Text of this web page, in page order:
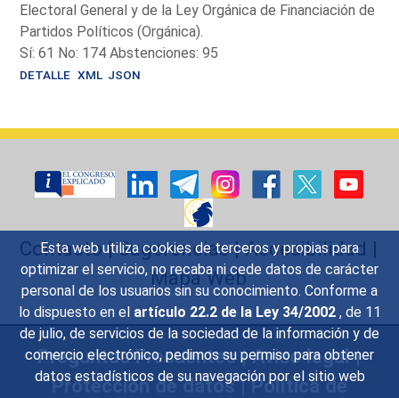
Esta web utiliza cookies de terceros y propias para
optimizar el servicio, no recaba ni cede datos de carácter
personal de los usuarios sin su conocimiento. Conforme a
lo dispuesto en el artículo 22.2 de la Ley 34/2002 , de 11
de julio, de servicios de la sociedad de la información y de
comercio electrónico, pedimos su permiso para obtener
datos estadísticos de su navegación por el sitio web
Electoral General y de la Ley Orgánica de Financiación de
Partidos Políticos (Orgánica).
Sí: 61 No: 174 Abstenciones: 95
DETALLE XML JSON
Contacto|Sugerencias|Accesibilidad |
Mapa Web
Preguntas Frecuentes|Aviso legal|
Protección de datos|Política de